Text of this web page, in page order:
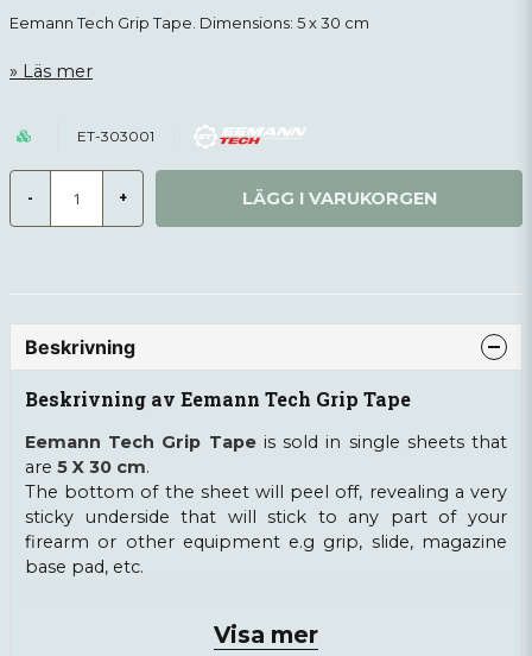
Eemann Tech Grip Tape. Dimensions: 5 x 30 cm
Läs mer
ET-303001
- + LÄGG I VARUKORGEN
Beskrivning
Beskrivning av Eemann Tech Grip Tape
Eemann Tech Grip Tapeis sold in single sheets that
are 5 X 30 cm.
The bottom of the sheet will peel off, revealing a very
sticky underside that will stick to any part of your
firearm or other equipment e.g grip, slide, magazine
base pad, etc.
Visa mer